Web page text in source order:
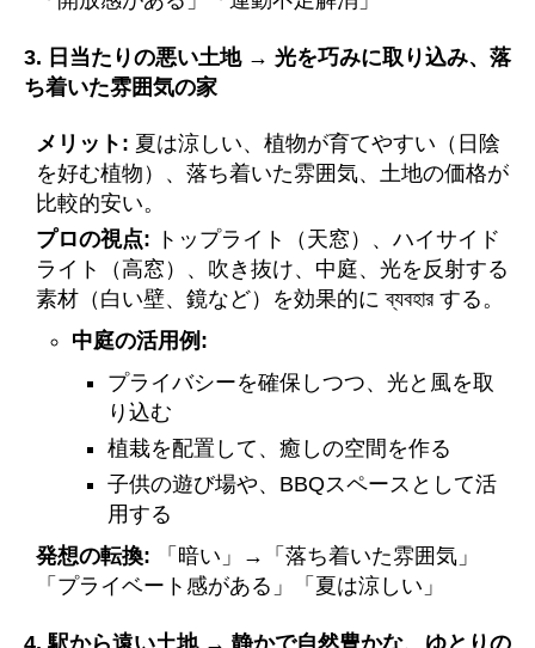
3. 日当たりの悪い土地 → 光を巧みに取り込み、落
ち着いた雰囲気の家
メリット: 夏は涼しい、植物が育てやすい（日陰
を好む植物）、落ち着いた雰囲気、土地の価格が
比較的安い。
プロの視点: トップライト（天窓）、ハイサイド
ライト（高窓）、吹き抜け、中庭、光を反射する
素材（白い壁、鏡など）を効果的に ব্যবহার する。
中庭の活用例:
プライバシーを確保しつつ、光と風を取
り込む
植栽を配置して、癒しの空間を作る
子供の遊び場や、BBQスペースとして活
用する
発想の転換: 「暗い」→「落ち着いた雰囲気」
「プライベート感がある」「夏は涼しい」
4. 駅から遠い土地 → 静かで自然豊かな、ゆとりの